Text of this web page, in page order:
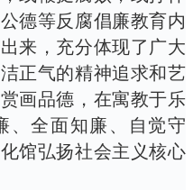
德等反腐倡廉教育内
来，充分体现了广大
正气的精神追求和艺
画品德，在寓教于乐
、全面知廉、自觉守
馆弘扬社会主义核心